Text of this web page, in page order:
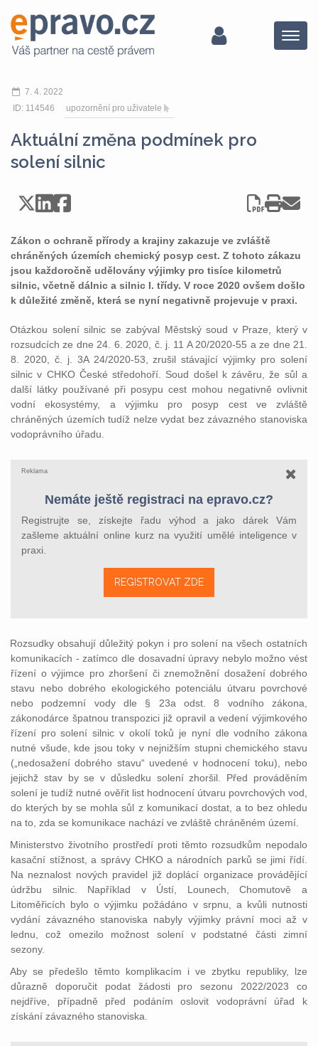
Menu
7. 4. 2022
ID: 114546
upozornění pro uživatele
Aktuální změna podmínek pro
solení silnic
Zákon o ochraně přírody a krajiny zakazuje ve zvláště
chráněných územích chemický posyp cest. Z tohoto zákazu
jsou každoročně udělovány výjimky pro tisíce kilometrů
silnic, včetně dálnic a silnic I. třídy. V roce 2020 ovšem došlo
k důležité změně, která se nyní negativně projevuje v praxi.
Otázkou solení silnic se zabýval Městský soud v Praze, který v
rozsudcích ze dne 24. 6. 2020, č. j. 11 A 20/2020-55 a ze dne 21.
8. 2020, č. j. 3A 24/2020-53, zrušil stávající výjimky pro solení
silnic v CHKO České středohoří. Soud došel k závěru, že sůl a
další látky používané při posypu cest mohou negativně ovlivnit
vodní ekosystémy, a výjimku pro posyp cest ve zvláště
chráněných územích tudíž nelze vydat bez závazného stanoviska
vodoprávního úřadu.
Reklama
Nemáte ještě registraci na epravo.cz?
Registrujte se, získejte řadu výhod a jako dárek Vám
zašleme aktuální online kurz na využití umělé inteligence v
praxi.
REGISTROVAT ZDE
Rozsudky obsahují důležitý pokyn i pro solení na všech ostatních
komunikacích - zatímco dle dosavadní úpravy nebylo možno vést
řízení o výjimce pro zhoršení či znemožnění dosažení dobrého
stavu nebo dobrého ekologického potenciálu útvaru povrchové
nebo podzemní vody dle § 23a odst. 8 vodního zákona,
zákonodárce špatnou transpozici již opravil a vedení výjimkového
řízení pro solení silnic v okolí toků je nyní dle vodního zákona
nutné všude, kde jsou toky v nejnižším stupni chemického stavu
(„nedosažení dobrého stavu“ uvedené v hodnocení toku), nebo
jejichž stav by se v důsledku solení zhoršil. Před prováděním
solení je tudíž nutné ověřit list hodnocení útvaru povrchových vod,
do kterých by se mohla sůl z komunikací dostat, a to bez ohledu
na to, zda se komunikace nachází ve zvláště chráněném území.
Ministerstvo životního prostředí proti těmto rozsudkům nepodalo
kasační stížnost, a správy CHKO a národních parků se jimi řídí.
Na neznalost nových pravidel již doplácí organizace provádějící
údržbu silnic. Například v Ústí, Lounech, Chomutově a
Litoměřicích bylo o výjimku požádáno v srpnu, a kvůli nutnosti
vydání závazného stanoviska nabyly výjimky právní moci až v
lednu, což omezilo možnost solení v podstatné části zimní
sezony.
Aby se předešlo těmto komplikacím i ve zbytku republiky, lze
důrazně doporučit podat žádosti pro sezonu 2022/2023 co
nejdříve, případně před podáním oslovit vodoprávní úřad k
získání závazného stanoviska.